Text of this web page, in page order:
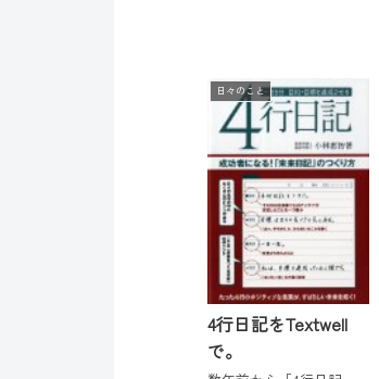
日々のこと
4行日記をTextwell
で。